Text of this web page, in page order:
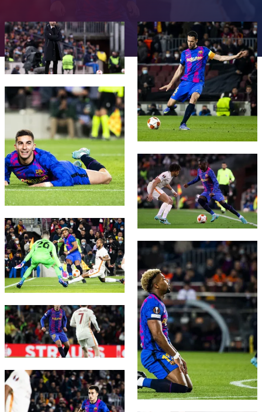
10年毎
会長
レジェンド
監督
plusicon
label.aria.plus
プレスパス
Facilities
チケット
結果
順位表
plusicon
label.aria.plus
スケジュール
結果
順位表
PLUSICON
LABEL.ARIA.PLUS
plusicon
label.aria.plus
スケジュール
チケット
結果
順位表
PLUSICON
LABEL.ARIA.PLUS
トップチーム
plusicon
label.aria.plus
スケジュール
チケット
結果
順位表
PLUSICON
LABEL.ARIA.PLUS
トップチーム
スケジュール
チケット
順位表
PLUSICON
LABEL.ARIA.PLUS
トップチーム
plusicon
label.aria.plus
チケット
結果
順位表
FC Barcelona club badge
FC Barcelona club badge
FC Barcelona club badge
FC Barcelona club badge
FC Barcelona club badge
FC Barcelona club badge
FC Barcelona club badge
FC Barcelona club badge